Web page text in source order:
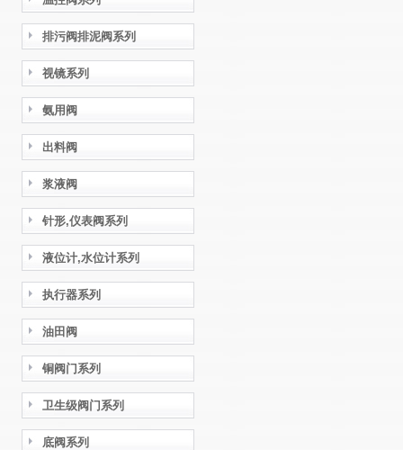
排污阀排泥阀系列
视镜系列
氨用阀
出料阀
浆液阀
针形,仪表阀系列
液位计,水位计系列
执行器系列
油田阀
铜阀门系列
卫生级阀门系列
底阀系列